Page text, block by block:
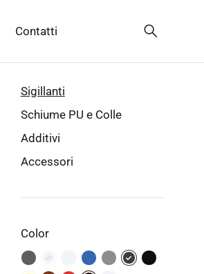
Contatti
Sigillanti
Schiume PU e Colle
Additivi
Accessori
Color